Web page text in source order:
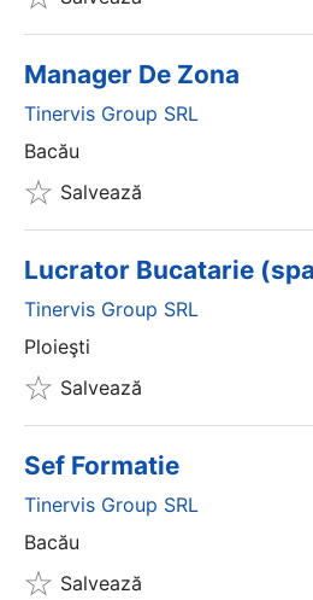
Manager De Zona
Tinervis Group SRL
Bacău
Salvează
Lucrator Bucatarie
Tinervis Group SRL
Ploieşti
Salvează
Sef Formatie
Tinervis Group SRL
Bacău
Salvează